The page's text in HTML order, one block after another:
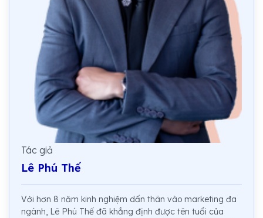
Tác giả
Lê Phú Thế
Với hơn 8 năm kinh nghiệm dấn thân vào marketing đa
ngành, Lê Phú Thế đã khẳng định được tên tuổi của